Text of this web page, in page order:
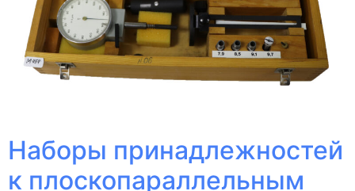
Наборы принадлежностей
к плоскопараллельным